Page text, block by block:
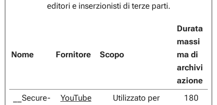
editori e inserzionisti di terze parti.
Nome Fornitore Scopo
Durata
massi
ma di
archivi
azione
__Secure-
YouTube
Utilizzato per
180